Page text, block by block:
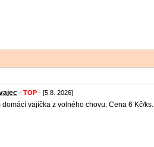
- TOP - [5.8. 2026]
domácí vajíčka z volného chovu. Cena 6 Kč/ks.